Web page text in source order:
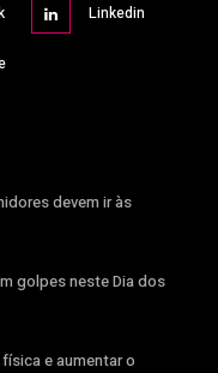
Linkedin
devem ir às
golpes neste Dia dos
e aumentar o